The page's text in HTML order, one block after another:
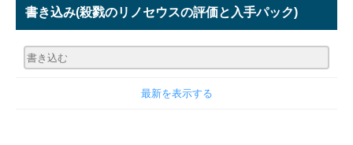
書き込み(殺戮のリノセウスの評価と入手パック)
最新を表示する